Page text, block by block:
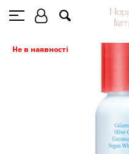
Не в наявності